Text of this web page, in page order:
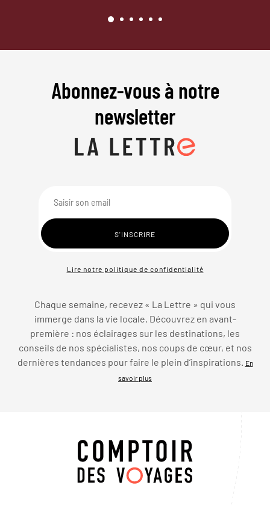
Abonnez-vous à notre
newsletter
Lire notre politique de confidentialité
Chaque semaine, recevez « La Lettre » qui vous
immerge dans la vie locale. Découvrez en avant-
première : nos éclairages sur les destinations, les
conseils de nos spécialistes, nos coups de cœur, et nos
dernières tendances pour faire le plein d’inspirations.
En
savoir plus